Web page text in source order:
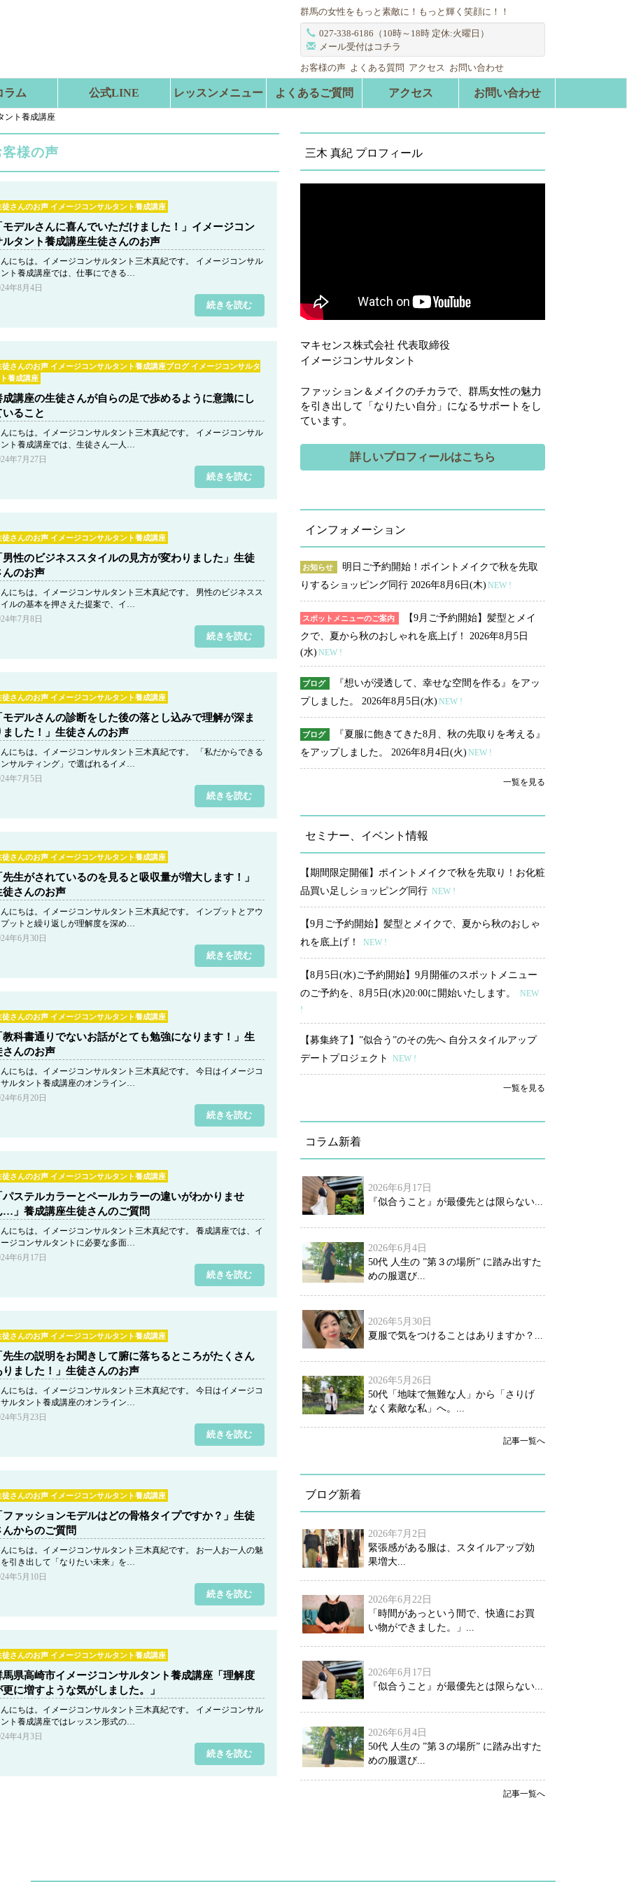
群馬の女性をもっと素敵に！もっと輝く笑顔に！！
027-338-6186（10時～18時 定休:火曜日）
メール受付はコチラ
お客様の声 よくある質問 アクセス お問い合わせ
ラム 公式LINE レッスンメニュー よくあるご質問 アクセス お問い合わせ
ント養成講座
客様の声
徒さんのお声 イメージコンサルタント養成講座
モデルさんに喜んでいただけました！」イメージコン
ルタント養成講座生徒さんのお声
にちは。イメージコンサルタント三木真紀です。 イメージコンサル
ト養成講座では、仕事にできる…
年8月4日
続きを読む
徒さんのお声 イメージコンサルタント養成講座ブログ イメージコンサルタ
養成講座
成講座の生徒さんが自らの足で歩めるように意識にし
いること
にちは。イメージコンサルタント三木真紀です。 イメージコンサル
ト養成講座では、生徒さん一人…
年7月27日
続きを読む
徒さんのお声 イメージコンサルタント養成講座
男性のビジネススタイルの見方が変わりました」生徒
んのお声
にちは。イメージコンサルタント三木真紀です。 男性のビジネスス
ルの基本を押さえた提案で、イ…
年7月8日
続きを読む
徒さんのお声 イメージコンサルタント養成講座
モデルさんの診断をした後の落とし込みで理解が深ま
ました！」生徒さんのお声
にちは。イメージコンサルタント三木真紀です。 「私だからできる
サルティング」で選ばれるイメ…
年7月5日
続きを読む
徒さんのお声 イメージコンサルタント養成講座
先生がされているのを見ると吸収量が増大します！」
徒さんのお声
にちは。イメージコンサルタント三木真紀です。 インプットとアウ
ットと繰り返しが理解度を深め…
年6月30日
続きを読む
徒さんのお声 イメージコンサルタント養成講座
教科書通りでないお話がとても勉強になります！」生
さんのお声
にちは。イメージコンサルタント三木真紀です。 今日はイメージコ
ルタント養成講座のオンライン…
年6月20日
続きを読む
徒さんのお声 イメージコンサルタント養成講座
パステルカラーとペールカラーの違いがわかりませ
…」養成講座生徒さんのご質問
にちは。イメージコンサルタント三木真紀です。 養成講座では、イ
ジコンサルタントに必要な多面…
年6月17日
続きを読む
徒さんのお声 イメージコンサルタント養成講座
先生の説明をお聞きして腑に落ちるところがたくさん
りました！」生徒さんのお声
にちは。イメージコンサルタント三木真紀です。 今日はイメージコ
ルタント養成講座のオンライン…
年5月23日
続きを読む
徒さんのお声 イメージコンサルタント養成講座
ファッションモデルはどの骨格タイプですか？」生徒
んからのご質問
にちは。イメージコンサルタント三木真紀です。 お一人お一人の魅
引き出して「なりたい未来」を…
年5月10日
続きを読む
徒さんのお声 イメージコンサルタント養成講座
馬県高崎市イメージコンサルタント養成講座「理解度
更に増すような気がしました。」
にちは。イメージコンサルタント三木真紀です。 イメージコンサル
ト養成講座ではレッスン形式の…
年4月3日
続きを読む
三木 真紀 プロフィール
マキセンス株式会社 代表取締役
イメージコンサルタント
ファッション＆メイクのチカラで、群馬女性の魅力
を引き出して「なりたい自分」になるサポートをし
ています。
詳しいプロフィールはこちら
インフォメーション
お知らせ
明日ご予約開始！ポイントメイクで秋を先取
りするショッピング同行 2026年8月6日(木) NEW !
スポットメニューのご案内
【9月ご予約開始】髪型とメイ
クで、夏から秋のおしゃれを底上げ！ 2026年8月5日
(水) NEW !
ブログ
『想いが浸透して、幸せな空間を作る』をアッ
プしました。 2026年8月5日(水) NEW !
ブログ
『夏服に飽きてきた8月、秋の先取りを考える』
をアップしました。 2026年8月4日(火) NEW !
一覧を見る
セミナー、イベント情報
【期間限定開催】ポイントメイクで秋を先取り！お化粧
品買い足しショッピング同行 NEW !
【9月ご予約開始】髪型とメイクで、夏から秋のおしゃ
れを底上げ！
NEW !
【8月5日(水)ご予約開始】9月開催のスポットメニュー
のご予約を、8月5日(水)20:00に開始いたします。
NEW
!
【募集終了】”似合う”のその先へ 自分スタイルアップ
デートプロジェクト
NEW !
一覧を見る
コラム新着
2026年6月17日
『似合うこと』が最優先とは限らない...
2026年6月4日
50代 人生の ”第３の場所” に踏み出すた
めの服選び...
2026年5月30日
夏服で気をつけることはありますか？...
2026年5月26日
50代「地味で無難な人」から「さりげ
なく素敵な私」へ。...
記事一覧へ
ブログ新着
2026年7月2日
緊張感がある服は、スタイルアップ効
果増大...
2026年6月22日
「時間があっという間で、快適にお買
い物ができました。」...
2026年6月17日
『似合うこと』が最優先とは限らない...
2026年6月4日
50代 人生の ”第３の場所” に踏み出すた
めの服選び...
記事一覧へ